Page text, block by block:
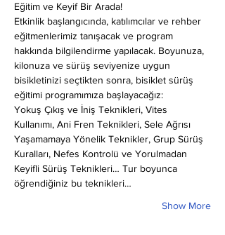
Eğitim ve Keyif Bir Arada!
Etkinlik başlangıcında, katılımcılar ve rehber
eğitmenlerimiz tanışacak ve program
hakkında bilgilendirme yapılacak. Boyunuza,
kilonuza ve sürüş seviyenize uygun
bisikletinizi seçtikten sonra, bisiklet sürüş
eğitimi programımıza başlayacağız:
Yokuş Çıkış ve İniş Teknikleri, Vites
Kullanımı, Ani Fren Teknikleri, Sele Ağrısı
Yaşamamaya Yönelik Teknikler, Grup Sürüş
Kuralları, Nefes Kontrolü ve Yorulmadan
Keyifli Sürüş Teknikleri… Tur boyunca
öğrendiğiniz bu teknikleri…
Show More